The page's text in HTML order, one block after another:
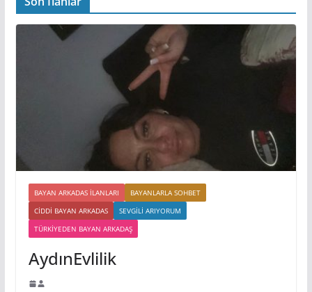
BAYAN ARKADAS ILANLARI
BAYANLARLA SOHBET
CIDDI BAYAN ARKADAS
SEVGILI ARIYORUM
TÜRKIYEDEN BAYAN ARKADAŞ
AydınEvlilik